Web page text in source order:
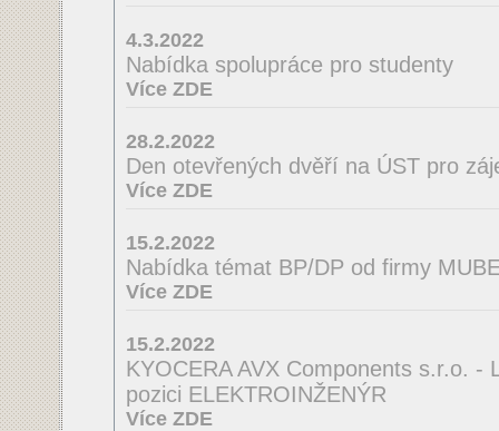
4.3.2022
Nabídka spolupráce pro studenty
Více ZDE
28.2.2022
Den otevřených dvěří na ÚST pro
Více ZDE
15.2.2022
Nabídka témat BP/DP od firmy
Více ZDE
15.2.2022
KYOCERA AVX Components s.r.o.
pozici ELEKTROINŽENÝR
Více ZDE